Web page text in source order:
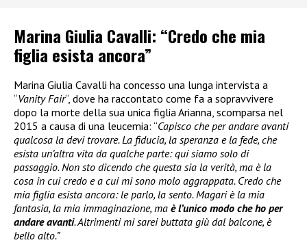
Marina Giulia Cavalli: “Credo che mia
figlia esista ancora”
Marina Giulia Cavalli ha concesso una lunga intervista a
“Vanity Fair“, dove ha raccontato come fa a sopravvivere
dopo la morte della sua unica figlia Arianna, scomparsa nel
2015 a causa di una leucemia: “Capisco che per andare avanti
qualcosa la devi trovare. La fiducia, la speranza e la fede, che
esista un’altra vita da qualche parte: qui siamo solo di
passaggio. Non sto dicendo che questa sia la verità, ma è la
cosa in cui credo e a cui mi sono molo aggrappata. Credo che
mia figlia esista ancora: le parlo, la sento. Magari è la mia
fantasia, la mia immaginazione, ma è l’unico modo che ho per
andare avanti. Altrimenti mi sarei buttata giù dal balcone, è
bello alto.”